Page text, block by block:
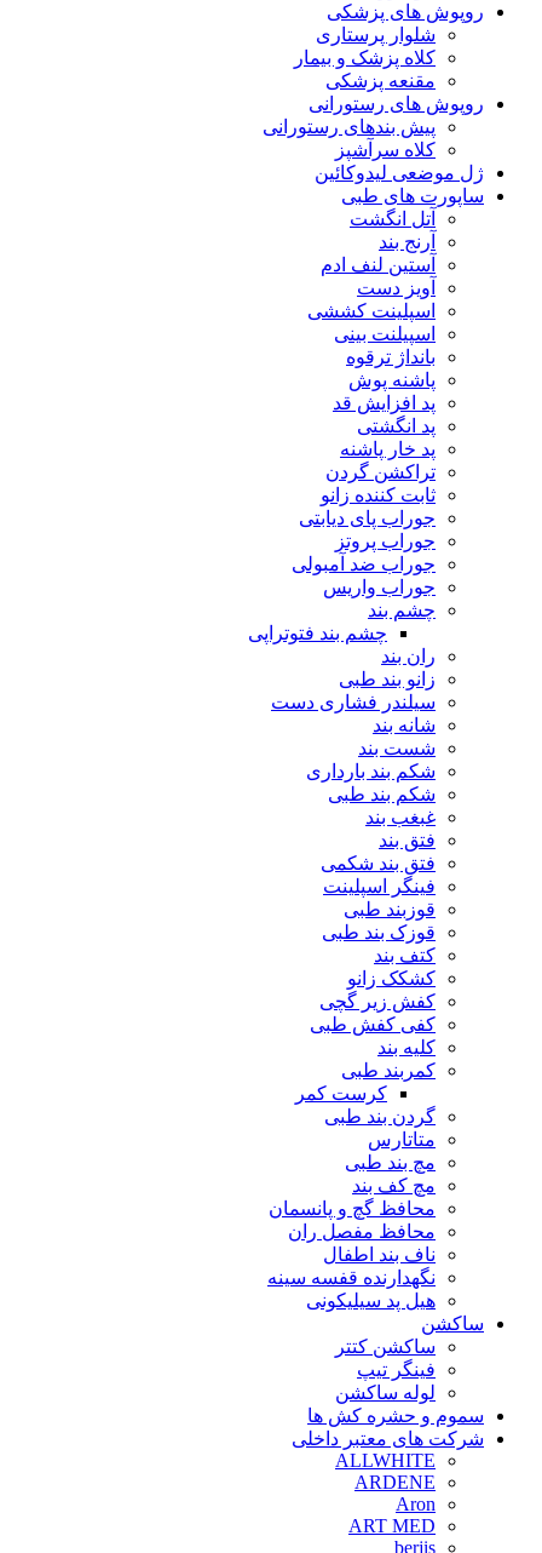
روپوش های پزشکی
شلوار پرستاری
کلاه پزشک و بیمار
مقنعه پزشکی
روپوش های رستورانی
پیش بندهای رستورانی
کلاه سرآشپز
ژل موضعی لیدوکائین
ساپورت های طبی
آتل انگشت
آرنج بند
آستین لنف ادم
آویز دست
اسپلینت کششی
اسپیلنت بینی
بانداژ ترقوه
پاشنه پوش
پد افزایش قد
پد انگشتی
پد خار پاشنه
تراکشن گردن
ثابت کننده زانو
جوراب پای دیابتی
جوراب پروتز
جوراب ضد آمبولی
جوراب واریس
چشم بند
چشم بند فتوتراپی
ران بند
زانو بند طبی
سیلندر فشاری دست
شانه بند
شست بند
شکم بند بارداری
شکم بند طبی
غبغب بند
فتق بند
فتق بند شکمی
فینگر اسپلینت
قوزبند طبی
قوزک بند طبی
کتف بند
کشکک زانو
کفش زیر گچی
کفی کفش طبی
کلیه بند
کمربند طبی
کرست کمر
گردن بند طبی
متاتارس
مچ بند طبی
مچ کف بند
محافظ گچ و پانسمان
محافظ مفصل ران
ناف بند اطفال
نگهدارنده قفسه سینه
هیل پد سیلیکونی
ساکشن
ساکشن کتتر
فینگر تیپ
لوله ساکشن
سموم و حشره کش ها
شرکت های معتبر داخلی
ALLWHITE
ARDENE
Aron
ART MED
berjis